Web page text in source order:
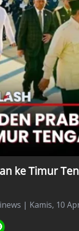
ke Timur
inews | Kamis, 10